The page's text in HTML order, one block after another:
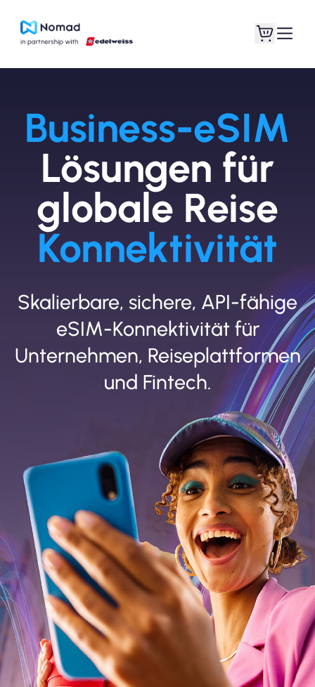
Business-eSIM
Lösungen für
globale Reise
Konnektivität
Skalierbare, sichere, API-fähige
eSIM-Konnektivität für
Unternehmen, Reiseplattformen
und Fintech.